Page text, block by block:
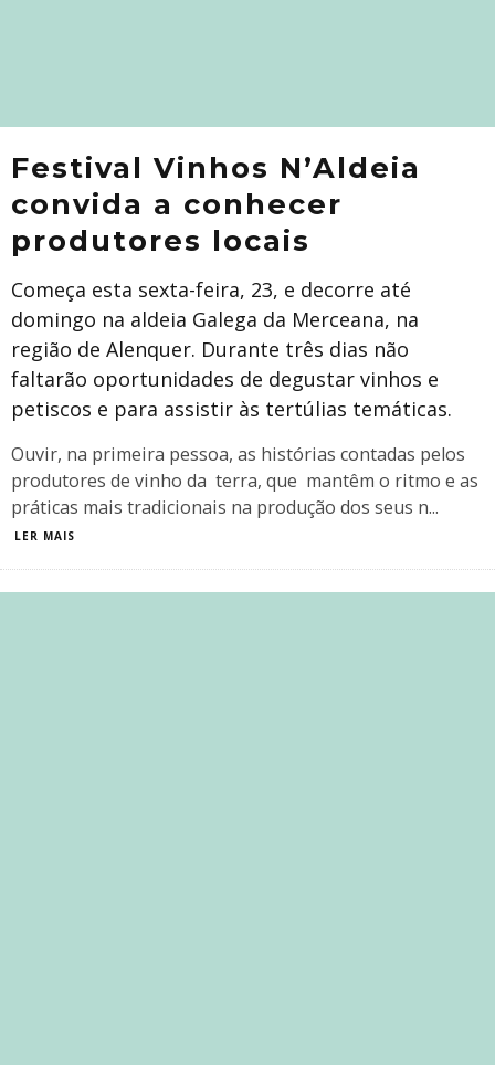
Festival Vinhos N’Aldeia
convida a conhecer
produtores locais
Começa esta sexta-feira, 23, e decorre até
domingo na aldeia Galega da Merceana, na
região de Alenquer. Durante três dias não
faltarão oportunidades de degustar vinhos e
petiscos e para assistir às tertúlias temáticas.
Ouvir, na primeira pessoa, as histórias contadas pelos
produtores de vinho da terra, que mantêm o ritmo e as
práticas mais tradicionais na produção dos seus n...
LER MAIS